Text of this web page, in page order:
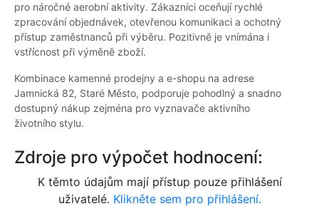
pro náročné aerobní aktivity. Zákazníci oceňují rychlé
zpracování objednávek, otevřenou komunikaci a ochotný
přístup zaměstnanců při výběru. Pozitivně je vnímána i
vstřícnost při výměně zboží.
Kombinace kamenné prodejny a e-shopu na adrese
Jamnická 82, Staré Město, podporuje pohodlný a snadno
dostupný nákup zejména pro vyznavače aktivního
životního stylu.
Zdroje pro výpočet hodnocení:
K těmto údajům mají přístup pouze přihlášení
uživatelé. Klikněte sem pro přihlášení.